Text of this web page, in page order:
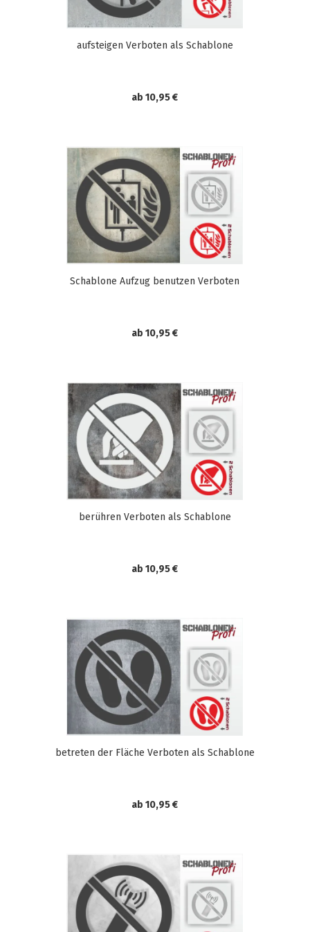
aufsteigen Verboten als Schablone
ab 10,95 €
Schablone Aufzug benutzen Verboten
ab 10,95 €
berühren Verboten als Schablone
ab 10,95 €
betreten der Fläche Verboten als Schablone
ab 10,95 €